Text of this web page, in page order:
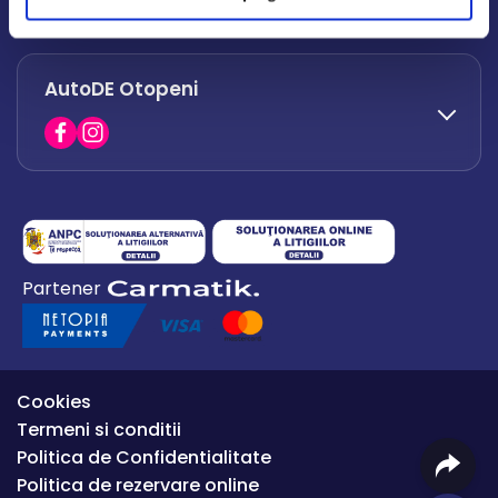
office.afumati@autode.ro
0730 063 852
0730 063 851
AutoDE Otopeni
0754 649 360
office.premium@autode.ro
Partener
Cookies
Termeni si conditii
Politica de Confidentialitate
Politica de rezervare online